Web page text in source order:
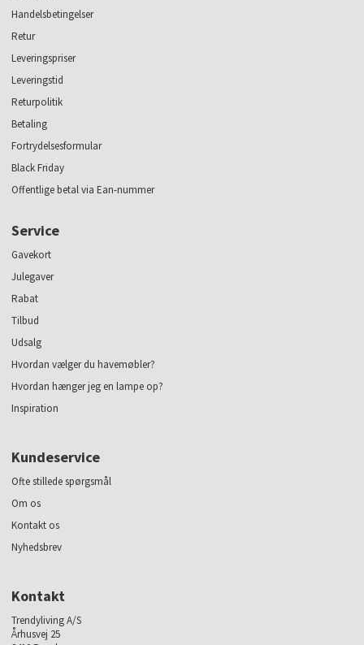
Handelsbetingelser
Retur
Leveringspriser
Leveringstid
Returpolitik
Betaling
Fortrydelsesformular
Black Friday
Offentlige betal via Ean-nummer
Service
Gavekort
Julegaver
Rabat
Tilbud
Udsalg
Hvordan vælger du havemøbler?
Hvordan hænger jeg en lampe op?
Inspiration
Kundeservice
Ofte stillede spørgsmål
Om os
Kontakt os
Nyhedsbrev
Kontakt
Trendyliving A/S
Århusvej 25